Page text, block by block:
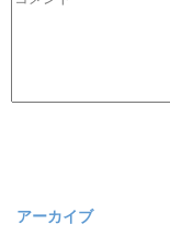
アーカイブ